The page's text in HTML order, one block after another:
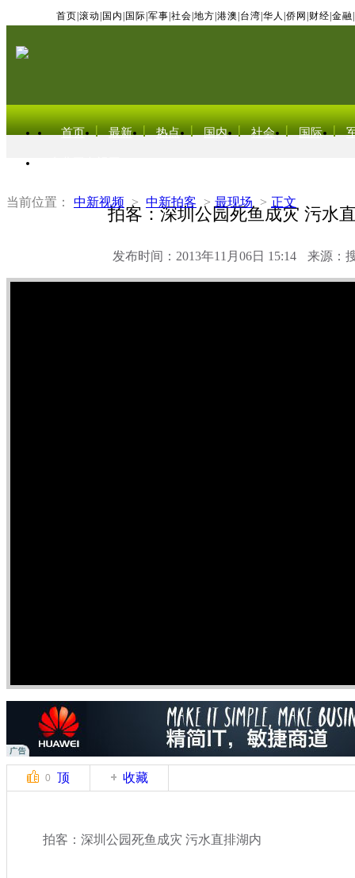
首页 滚动 国内 国际 军事 社会 地方 港澳 台湾 华人 侨网 财经 金融
首页 最新 热点 国内 社会 国际
当前位置： 中新视频 > 中新拍客 > 最现场 > 正文
拍客：深圳公园死鱼成灾 污水
发布时间：2013年11月06日 15:14 来源：
0 顶 收藏
拍客：深圳公园死鱼成灾 污水直排湖内